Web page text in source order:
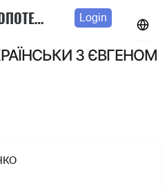
КУРСИ ЄВГЕНА КЛОПОТЕНКА Login
З ЄВГЕНОМ